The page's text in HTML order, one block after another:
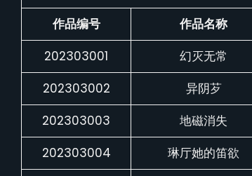
作品编号
作品名称
202303001
幻灭无常
202303002
异阴芕
202303003
地磁消失
202303004
琳厅她的笛欲